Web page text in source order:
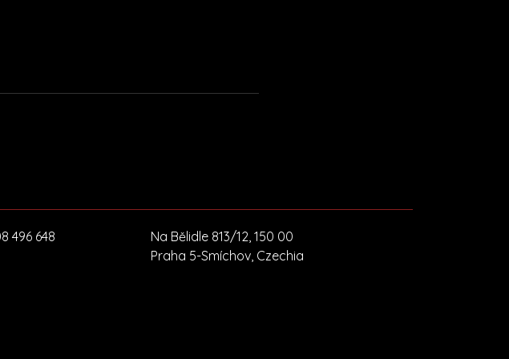
496 648
Na Bělidle 813/12, 150 00
Praha 5-Smíchov, Czechia